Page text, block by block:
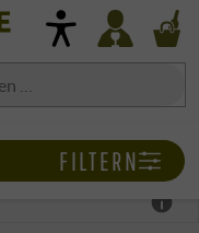
FILTERN